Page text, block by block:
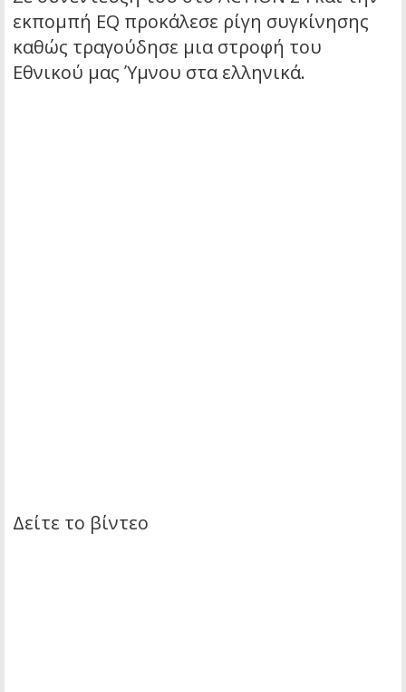
εκπομπή EQ προκάλεσε ρίγη συγκίνησης
καθώς τραγούδησε μια στροφή του
Εθνικού μας Ύμνου στα ελληνικά.
Δείτε το βίντεο